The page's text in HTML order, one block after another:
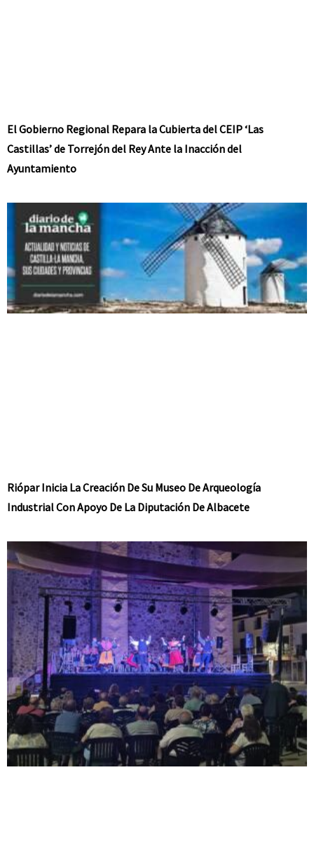
El Gobierno Regional Repara la Cubierta del CEIP ‘Las
Castillas’ de Torrejón del Rey Ante la Inacción del
Ayuntamiento
Riópar Inicia La Creación De Su Museo De Arqueología
Industrial Con Apoyo De La Diputación De Albacete